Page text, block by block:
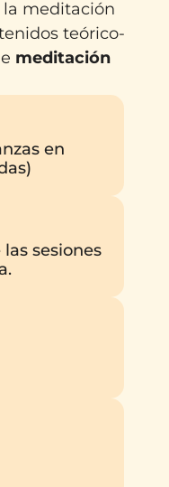
meditación
teórico-
meditación
en
sesiones